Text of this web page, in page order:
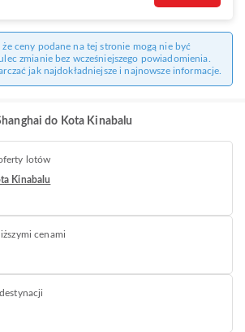
że ceny podane na tej stronie mogą nie być
zmianie bez wcześniejszego powiadomienia.
jak najdokładniejsze i najnowsze informacje.
do Kota Kinabalu
lotów
Kinabalu
cenami